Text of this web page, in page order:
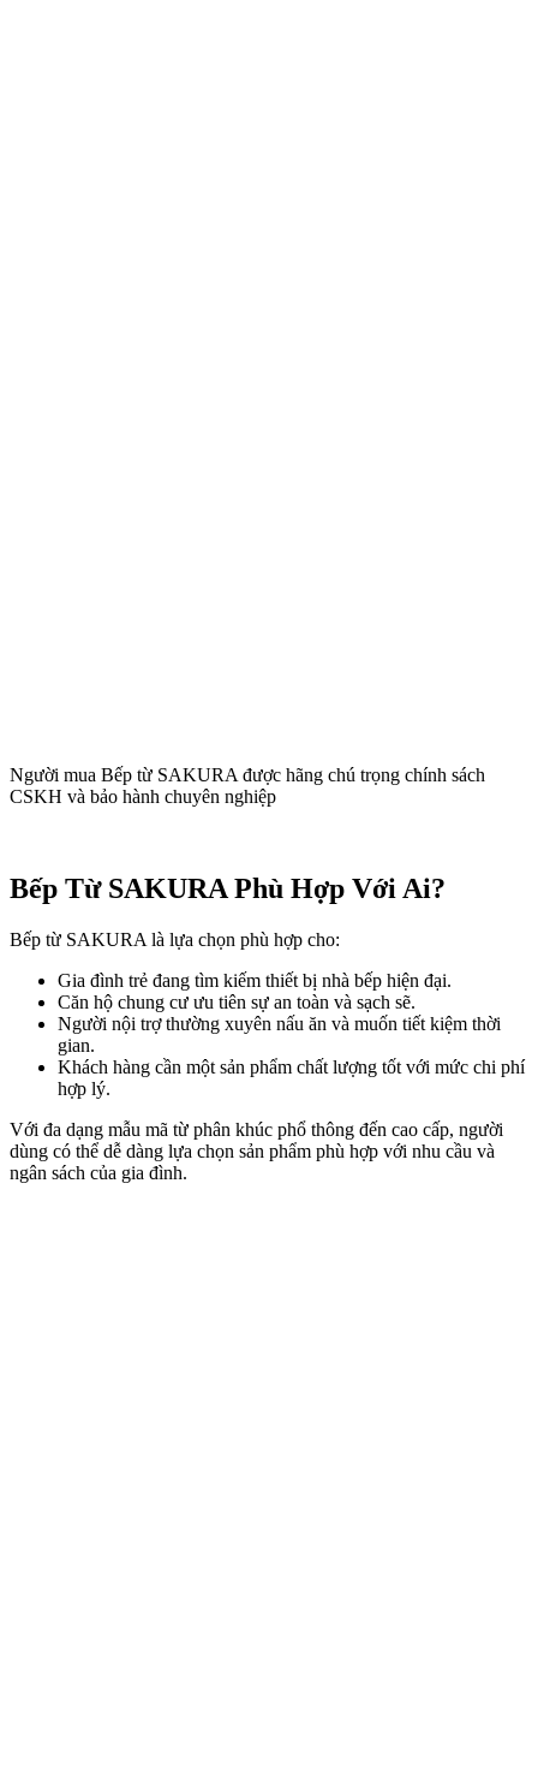
Người mua Bếp từ SAKURA được hãng chú trọng chính sách
CSKH và bảo hành chuyên nghiệp
Bếp Từ SAKURA Phù Hợp Với Ai?
Bếp từ SAKURA là lựa chọn phù hợp cho:
Gia đình trẻ đang tìm kiếm thiết bị nhà bếp hiện đại.
Căn hộ chung cư ưu tiên sự an toàn và sạch sẽ.
Người nội trợ thường xuyên nấu ăn và muốn tiết kiệm thời
gian.
Khách hàng cần một sản phẩm chất lượng tốt với mức chi phí
hợp lý.
Với đa dạng mẫu mã từ phân khúc phổ thông đến cao cấp, người
dùng có thể dễ dàng lựa chọn sản phẩm phù hợp với nhu cầu và
ngân sách của gia đình.